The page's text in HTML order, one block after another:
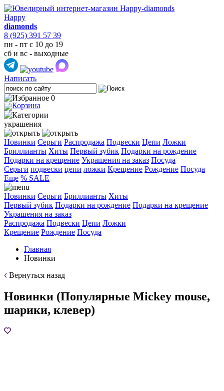
Happy
diamonds
8 (925) 391 57 39
пн - пт с 10 до 19
сб и вс - выходные
Написать
0
украшения
Новинки Серьги Распродажа Подвески Цепи Ложки
Бриллианты Хиты Первый зубик Подарки на рождение
Подарки на крещение Украшения на заказ Посуда
Cерьги подвески цепи ложки Крещение Рождение Посуда
Еще % SALE
Новинки Серьги Бриллианты Хиты
Первый зубик Подарки на рождение Подарки на крещение
Украшения на заказ
Распродажа Подвески Цепи Ложки
Крещение Рождение Посуда
Главная
Новинки
Вернуться назад
Новинки (Популярные Mickey mouse,
шарики, клевер)